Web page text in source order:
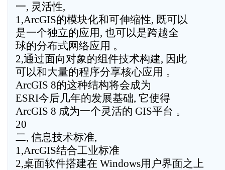
一, 灵活性,
1,ArcGIS的模块化和可伸缩性, 既可以
是一个独立的应用, 也可以是跨越全
球的分布式网络应用 。
2,通过面向对象的组件技术构建, 因此
可以和大量的程序分享核心应用 。
ArcGIS 8的这种结构将会成为
ESRI今后几年的发展基础, 它使得
ArcGIS 8 成为一个灵活的 GIS平台 。
20
二, 信息技术标准,
1,ArcGIS结合工业标准
2,桌面软件搭建在 Windows用户界面之上